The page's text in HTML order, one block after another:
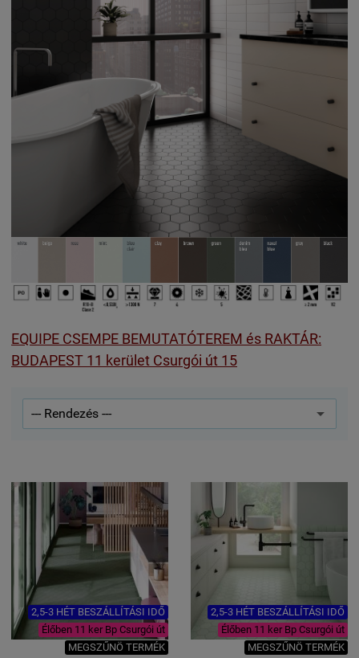
EQUIPE CSEMPE BEMUTATÓTEREM és RAKTÁR:
BUDAPEST 11 kerület Csurgói út 15
2,5-3 HÉT BESZÁLLÍTÁSI IDŐ
Élőben 11 ker Bp Csurgói út
MEGSZŰNÖ TERMÉK
2,5-3 HÉT BESZÁLLÍTÁSI IDŐ
Élőben 11 ker Bp Csurgói út
MEGSZŰNÖ TERMÉK